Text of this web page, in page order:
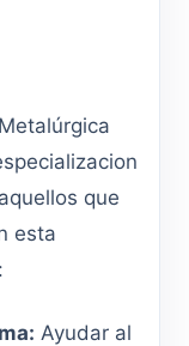
que
esta
Ayudar al